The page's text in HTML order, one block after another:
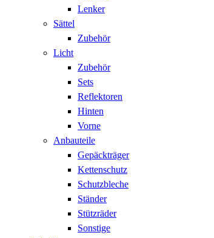
Lenker
Sättel
Zubehör
Licht
Zubehör
Sets
Reflektoren
Hinten
Vorne
Anbauteile
Gepäckträger
Kettenschutz
Schutzbleche
Ständer
Stützräder
Sonstige